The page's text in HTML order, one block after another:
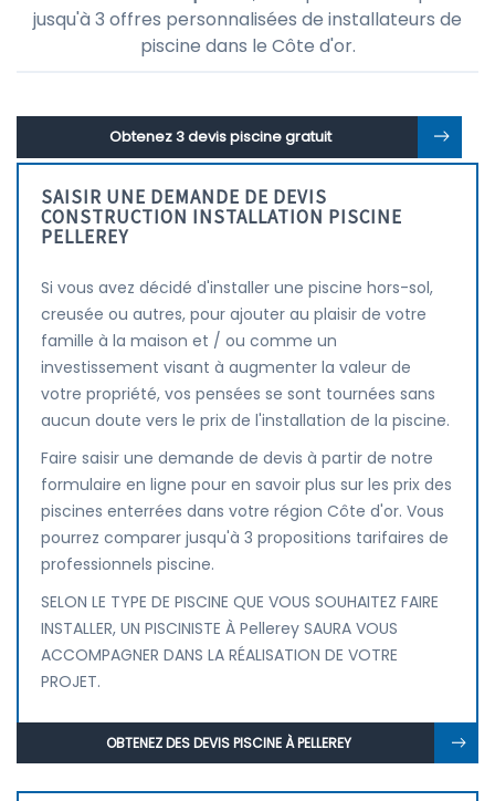
jusqu'à 3 offres personnalisées de installateurs de
piscine dans le Côte d'or.
Obtenez 3 devis piscine gratuit
SAISIR UNE DEMANDE DE DEVIS
CONSTRUCTION INSTALLATION PISCINE
PELLEREY
Si vous avez décidé d'installer une piscine hors-sol,
creusée ou autres, pour ajouter au plaisir de votre
famille à la maison et / ou comme un
investissement visant à augmenter la valeur de
votre propriété, vos pensées se sont tournées sans
aucun doute vers le prix de l'installation de la piscine.
Faire saisir une demande de devis à partir de notre
formulaire en ligne pour en savoir plus sur les prix des
piscines enterrées dans votre région Côte d'or. Vous
pourrez comparer jusqu'à 3 propositions tarifaires de
professionnels piscine.
SELON LE TYPE DE PISCINE QUE VOUS SOUHAITEZ FAIRE
INSTALLER, UN PISCINISTE À Pellerey SAURA VOUS
ACCOMPAGNER DANS LA RÉALISATION DE VOTRE
PROJET.
OBTENEZ DES DEVIS PISCINE À PELLEREY